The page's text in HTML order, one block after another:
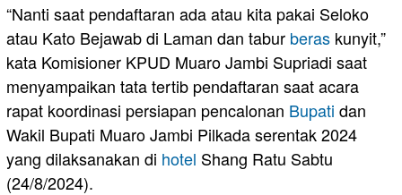
“Nanti saat pendaftaran ada atau kita pakai Seloko
atau Kato Bejawab di Laman dan tabur beras kunyit,”
kata Komisioner KPUD Muaro Jambi Supriadi saat
menyampaikan tata tertib pendaftaran saat acara
rapat koordinasi persiapan pencalonan Bupati dan
Wakil Bupati Muaro Jambi Pilkada serentak 2024
yang dilaksanakan di hotel Shang Ratu Sabtu
(24/8/2024).